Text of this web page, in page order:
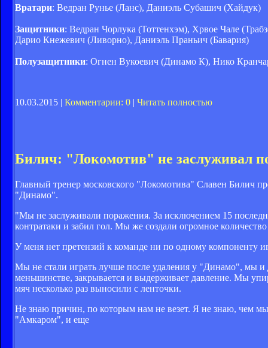
Вратари: Ведран Рунье (Ланс), Даниэль Субашич (Хайдук)
Защитники: Ведран Чорлука (Тоттенхэм), Хрвое Чале
Дарио Кнежевич (Ливорно), Даниэль Праньич (Бавария)
Полузащитники: Огнен Вукоевич (Динамо К), Нико
10.03.2015 | Комментарии: 0 Читать полностью
Билич: "Локомотив" не заслуживал
Главный тренер московского "Локомотива" Славен Билич
"Динамо".
"Мы не заслуживали поражения. За исключением 15
контратаки и забил гол. Мы же создали огромное
У меня нет претензий к команде ни по одному компоненту
Мы не стали играть лучше после удаления у "Динамо", мы
меньшинстве, закрывается и выдерживает давление. Мы
мяч несколько раз выносили с ленточки.
Не знаю причин, по которым нам не везет. Я не знаю, чем мы
"Амкаром", и еще